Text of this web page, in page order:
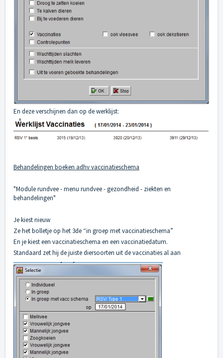
En deze verschijnen dan op de werklijst:
Behandelingen boeken adhv vaccinatieschema
"Module rundvee - menu rundvee - gezondheid - ziekten en
behandelingen"
Je kiest nieuw
Ze het bolletje op het 3de “in groep met vaccinatieschema”
En je kiest een vaccinatieschema en een vaccinatiedatum.
Standaard zet hij de juiste diersoorten uit de vaccinaties al aan